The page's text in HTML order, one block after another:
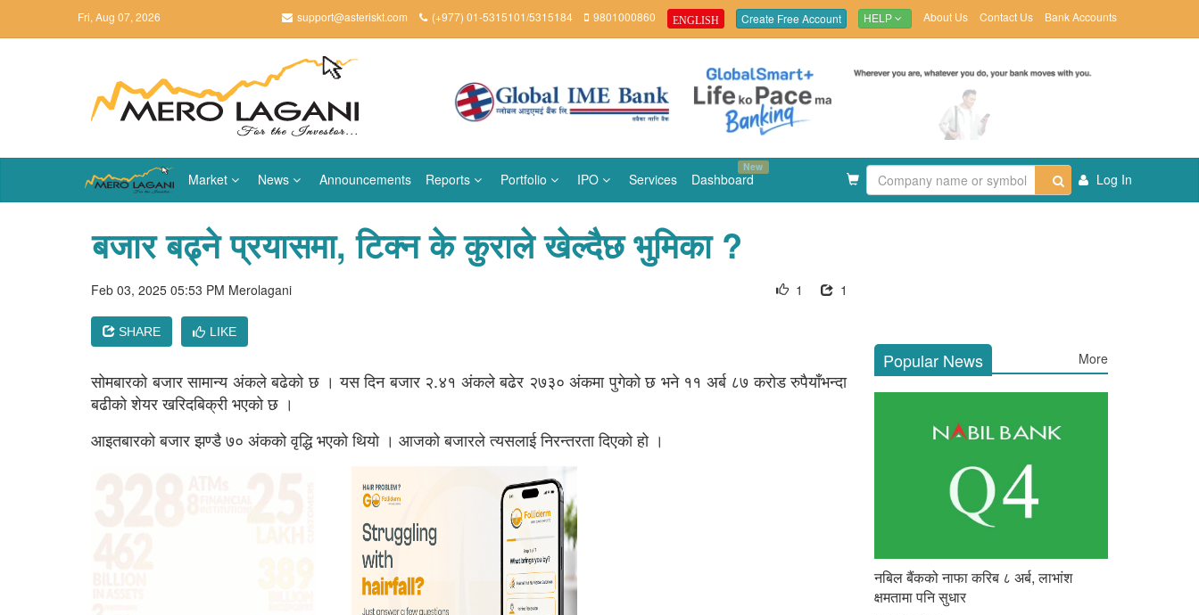
Fri, Aug 07, 2026 support@asteriskt.com (+977) 01-5315101/5315184 9801000860 ENGLISH Create Free Account HELP About Us Contact Us Bank Accounts
Market News Announcements Reports Portfolio IPO Services Dashboard
New
Log In
बजार बढ्ने प्रयासमा, टिक्न के कुराले खेल्दैछ भुमिका ?
Feb 03, 2025 05:53 PM Merolagani 1
1
SHARE LIKE
सोमबारको बजार सामान्य अंकले बढेको छ । यस दिन बजार २.४१ अंकले बढेर २७३० अंकमा पुगेको छ भने ११ अर्ब ८७ करोड रुपैयाँभन्दा
बढीको शेयर खरिदबिक्री भएको छ ।
आइतबारको बजार झण्डै ७० अंकको वृद्धि भएकाे थियाे । आजको बजारले त्यसलाई निरन्तरता दिएको हो ।
Popular News More
नबिल बैंकको नाफा करिब ८ अर्ब, लाभांश
क्षमतामा पनि सुधार